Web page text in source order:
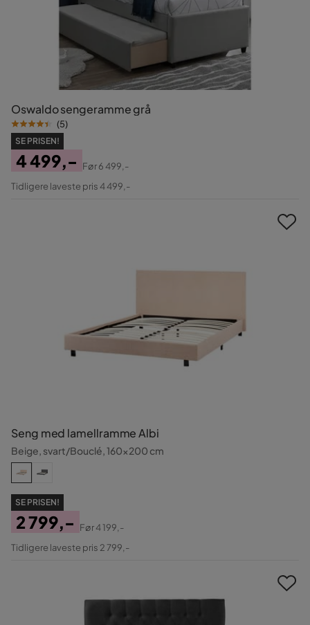
Oswaldo sengeramme grå
(5)
SE PRISEN!
Pris
4 499,-
Original
Før6 499,-
Tidligere laveste pris 4 499,-
Seng med lamellramme Albi
Beige, svart/Bouclé, 160x200 cm
SE PRISEN!
Pris
2 799,-
Original
Før4 199,-
Tidligere laveste pris 2 799,-